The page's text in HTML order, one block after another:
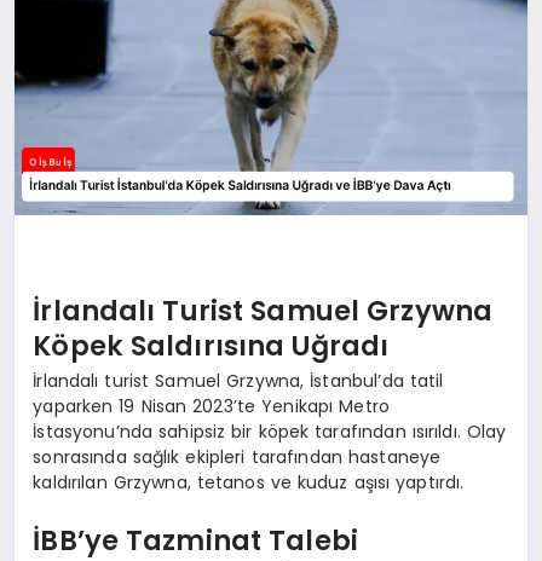
İrlandalı Turist Samuel Grzywna
Köpek Saldırısına Uğradı
İrlandalı turist Samuel Grzywna, İstanbul’da tatil
yaparken 19 Nisan 2023’te Yenikapı Metro
İstasyonu’nda sahipsiz bir köpek tarafından ısırıldı. Olay
sonrasında sağlık ekipleri tarafından hastaneye
kaldırılan Grzywna, tetanos ve kuduz aşısı yaptırdı.
İBB’ye Tazminat Talebi